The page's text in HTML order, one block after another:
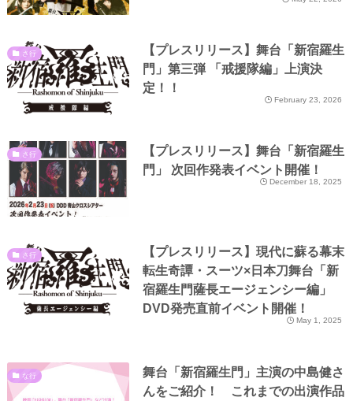
さ行
【プレスリリース】舞台「新宿羅生
門」第三弾 「戒援隊編」上演決
定！！
February 23, 2026
さ行
【プレスリリース】舞台「新宿羅生
門」 次回作発表イベント開催！
December 18, 2025
さ行
【プレスリリース】現代に蘇る幕末
転生奇譚・スーツ×日本刀舞台「新
宿羅生門薩長エージェンシー編」
DVD発売直前イベント開催！
May 1, 2025
な行
舞台「新宿羅生門」主演の中島健さ
んをご紹介！ これまでの出演作品